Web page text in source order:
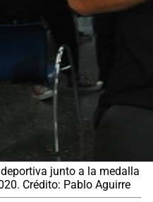
junto a la medalla
Crédito: Pablo Aguirre